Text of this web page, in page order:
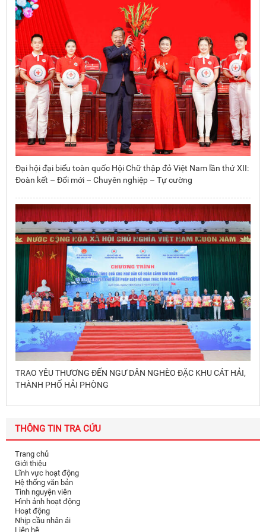
Đại hội đại biểu toàn quốc Hội Chữ thập đỏ Việt Nam lần thứ XII:
Đoàn kết – Đổi mới – Chuyên nghiệp – Tự cường
TRAO YÊU THƯƠNG ĐẾN NGƯ DÂN NGHÈO ĐẶC KHU CÁT HẢI,
THÀNH PHỐ HẢI PHÒNG
THÔNG TIN TRA CỨU
Trang chủ
Giới thiệu
Lĩnh vực hoạt động
Hệ thống văn bản
Tình nguyện viên
Hình ảnh hoạt động
Hoạt động
Nhịp cầu nhân ái
Liên hệ